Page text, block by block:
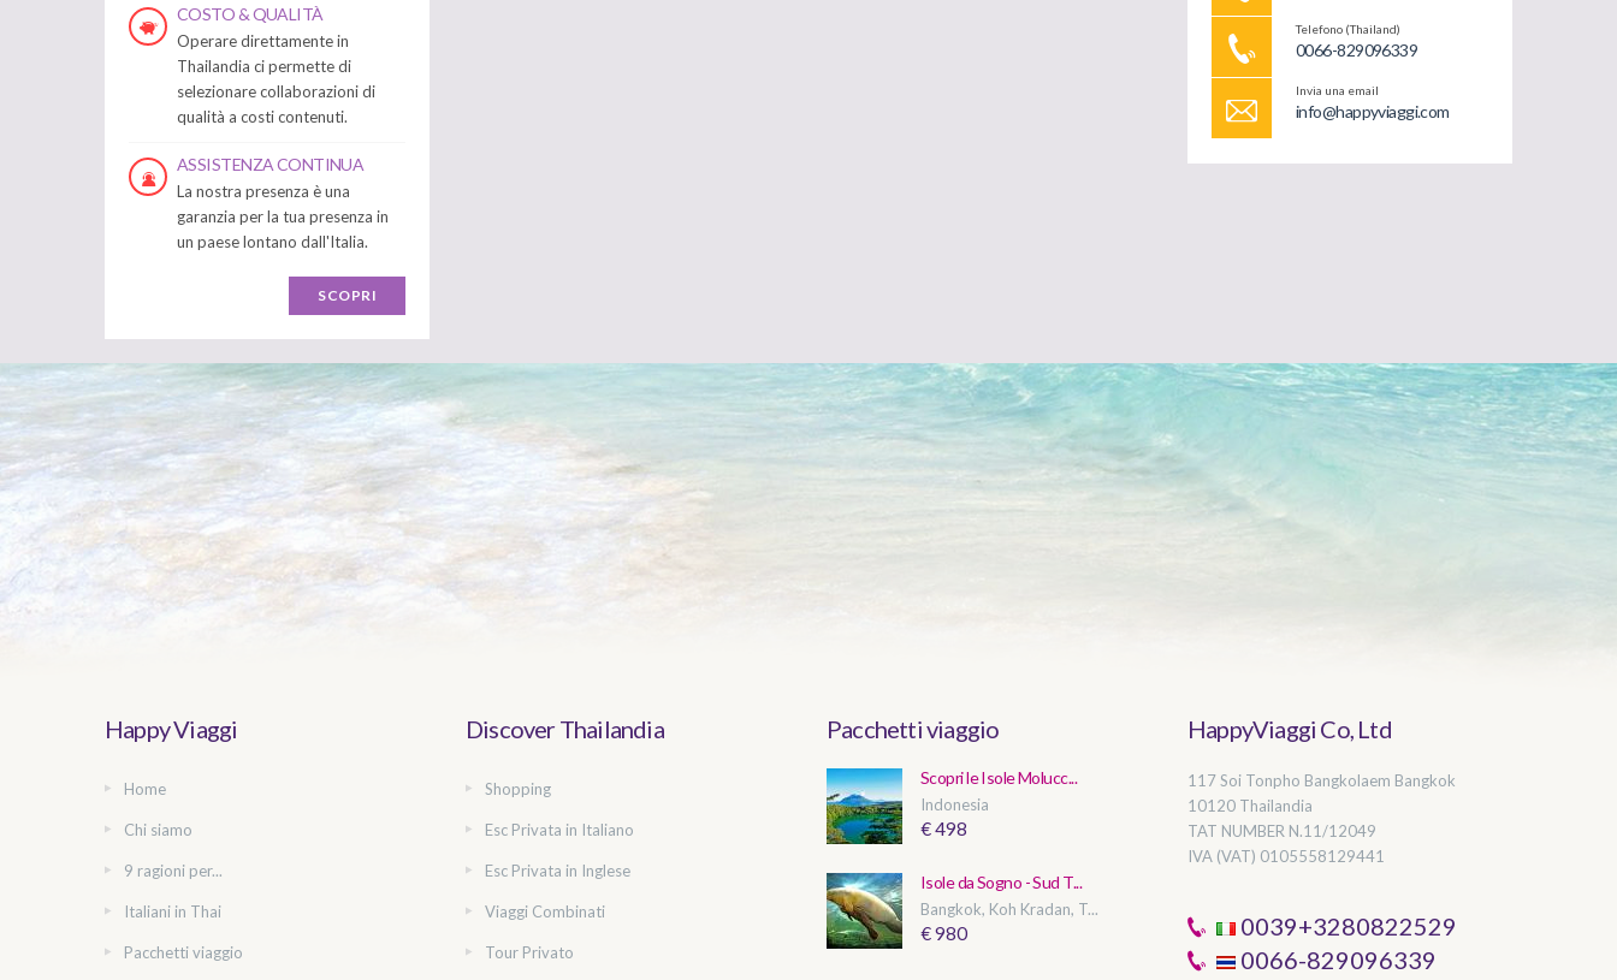
COSTO & QUALITÀ
Operare direttamente in
Thailandia ci permette di
selezionare collaborazioni di
qualità a costi contenuti.
ASSISTENZA CONTINUA
La nostra presenza è una
garanzia per la tua presenza in
un paese lontano dall'Italia.
SCOPRI
Telefono (Thailand)
0066-829096339
Invia una email
info@happyviaggi.com
Happy Viaggi
Home
Chi siamo
9 ragioni per...
Italiani in Thai
Pacchetti viaggio
Discover Thailandia
Shopping
Esc Privata in Italiano
Esc Privata in Inglese
Viaggi Combinati
Tour Privato
Pacchetti viaggio
Scopri le Isole Molucc...
Indonesia
€ 498
Isole da Sogno - Sud T...
Bangkok, Koh Kradan, T...
€ 980
HappyViaggi Co, Ltd
117 Soi Tonpho Bangkolaem Bangkok
10120 Thailandia
TAT NUMBER N.11/12049
IVA (VAT) 0105558129441
0039+3280822529
0066-829096339